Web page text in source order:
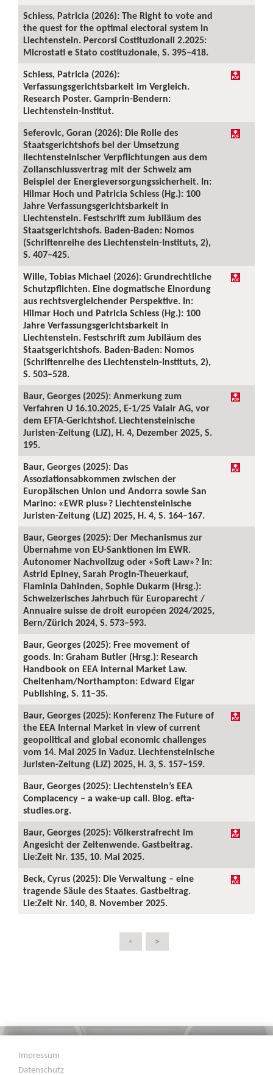
Schiess, Patricia (2026): The Right to vote and
the quest for the optimal electoral system in
Liechtenstein. Percorsi Costituzionali 2.2025:
Microstati e Stato costituzionale, S. 395–418.
Schiess, Patricia (2026):
Verfassungsgerichtsbarkeit im Vergleich.
Research Poster. Gamprin-Bendern:
Liechtenstein-Institut.
Seferovic, Goran (2026): Die Rolle des
Staatsgerichtshofs bei der Umsetzung
liechtensteinischer Verpflichtungen aus dem
Zollanschlussvertrag mit der Schweiz am
Beispiel der Energieversorgungssicherheit. In:
Hilmar Hoch und Patricia Schiess (Hg.): 100
Jahre Verfassungsgerichtsbarkeit in
Liechtenstein. Festschrift zum Jubiläum des
Staatsgerichtshofs. Baden-Baden: Nomos
(Schriftenreihe des Liechtenstein-Instituts, 2),
S. 407–425.
Wille, Tobias Michael (2026): Grundrechtliche
Schutzpflichten. Eine dogmatische Einordung
aus rechtsvergleichender Perspektive. In:
Hilmar Hoch und Patricia Schiess (Hg.): 100
Jahre Verfassungsgerichtsbarkeit in
Liechtenstein. Festschrift zum Jubiläum des
Staatsgerichtshofs. Baden-Baden: Nomos
(Schriftenreihe des Liechtenstein-Instituts, 2),
S. 503–528.
Baur, Georges (2025): Anmerkung zum
Verfahren U 16.10.2025, E-1/25 Valair AG, vor
dem EFTA-Gerichtshof. Liechtensteinische
Juristen-Zeitung (LJZ), H. 4, Dezember 2025, S.
195.
Baur, Georges (2025): Das
Assoziationsabkommen zwischen der
Europäischen Union und Andorra sowie San
Marino: «EWR plus»? Liechtensteinische
Juristen-Zeitung (LJZ) 2025, H. 4, S. 164–167.
Baur, Georges (2025): Der Mechanismus zur
Übernahme von EU-Sanktionen im EWR.
Autonomer Nachvollzug oder «Soft Law»? In:
Astrid Epiney, Sarah Progin-Theuerkauf,
Flaminia Dahinden, Sophie Dukarm (Hrsg.):
Schweizerisches Jahrbuch für Europarecht /
Annuaire suisse de droit européen 2024/2025,
Bern/Zürich 2024, S. 573–593.
Baur, Georges (2025): Free movement of
goods. In: Graham Butler (Hrsg.): Research
Handbook on EEA Internal Market Law.
Cheltenham/Northampton: Edward Elgar
Publishing, S. 11–35.
Baur, Georges (2025): Konferenz The Future of
the EEA Internal Market in view of current
geopolitical and global economic challenges
vom 14. Mai 2025 in Vaduz. Liechtensteinische
Juristen-Zeitung (LJZ) 2025, H. 3, S. 157–159.
Baur, Georges (2025): Liechtenstein’s EEA
Complacency – a wake-up call. Blog. efta-
studies.org.
Baur, Georges (2025): Völkerstrafrecht im
Angesicht der Zeitenwende. Gastbeitrag.
Lie:Zeit Nr. 135, 10. Mai 2025.
Beck, Cyrus (2025): Die Verwaltung – eine
tragende Säule des Staates. Gastbeitrag.
Lie:Zeit Nr. 140, 8. November 2025.
< >
Impressum
Datenschutz